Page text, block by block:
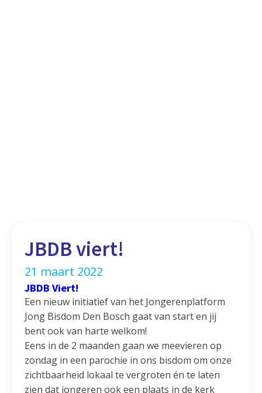
JBDB viert!
21 maart 2022
JBDB Viert!
Een nieuw initiatief van het Jongerenplatform
Jong Bisdom Den Bosch gaat van start en jij
bent ook van harte welkom!
Eens in de 2 maanden gaan we meevieren op
zondag in een parochie in ons bisdom om onze
zichtbaarheid lokaal te vergroten én te laten
zien dat jongeren ook een plaats in de kerk